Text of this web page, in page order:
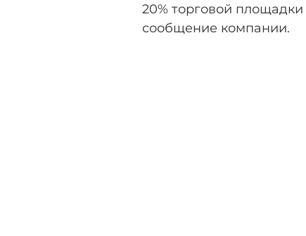
20% торговой
сообщение компании.